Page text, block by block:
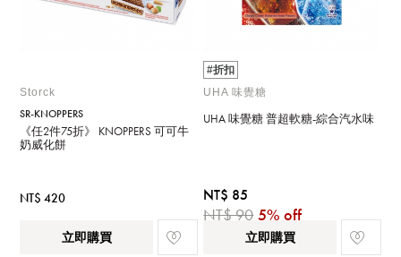
Storck
SR-KNOPPERS
《任2件75折》 KNOPPERS 可可牛
奶威化餅
NT$ 420
立即購買
#折扣
UHA 味覺糖
UHA 味覺糖 普超軟糖-綜合汽水味
NT$ 85
NT$ 90 5% off
立即購買